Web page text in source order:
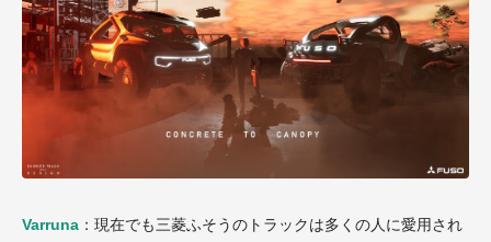
Varruna ：現在でも三菱ふそうのトラックは多くの人に愛用され